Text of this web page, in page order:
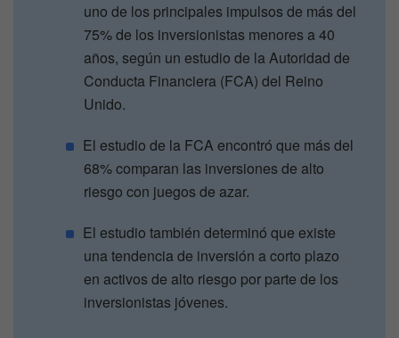
uno de los principales impulsos de más del
75% de los inversionistas menores a 40
años, según un estudio de la Autoridad de
Conducta Financiera (FCA) del Reino
Unido.
El estudio de la FCA encontró que más del
68% comparan las inversiones de alto
riesgo con juegos de azar.
El estudio también determinó que existe
una tendencia de inversión a corto plazo
en activos de alto riesgo por parte de los
inversionistas jóvenes.